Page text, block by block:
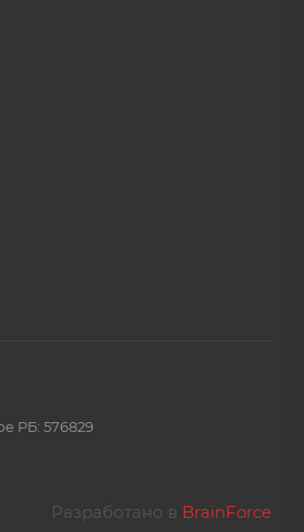
РБ: 576829
Разработано в BrainForce